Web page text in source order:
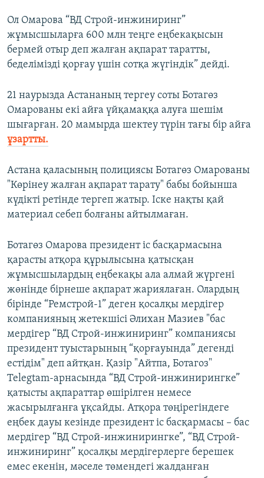
Ол Омарова “ВД Строй-инжиниринг”
жұмысшыларға 600 млн теңге еңбекақысын
бермей отыр деп жалған ақпарат таратты,
беделімізді қорғау үшін сотқа жүгіндік” дейді.
21 наурызда Астананың тергеу соты Ботагөз
Омарованы екі айға үйқамаққа алуға шешім
шығарған. 20 мамырда шектеу түрін тағы бір айға
ұзартты.
Астана қаласының полициясы Ботагөз Омарованы
"Көрінеу жалған ақпарат тарату" бабы бойынша
күдікті ретінде тергеп жатыр. Іске нақты қай
материал себеп болғаны айтылмаған.
Ботагөз Омарова президент іс басқармасына
қарасты атқора құрылысына қатысқан
жұмысшылардың еңбекақы ала алмай жүргені
жөнінде бірнеше ақпарат жариялаған. Олардың
бірінде “Ремстрой-1” деген қосалқы мердігер
компанияның жетекшісі Әлихан Мазиев "бас
мердігер “ВД Строй-инжиниринг” компаниясы
президент туыстарының “қорғауында” дегенді
естідім" деп айтқан. Қазір "Айтпа, Ботагоз"
Telegtam-арнасында “ВД Строй-инжинирингке”
қатысты ақпараттар өшірілген немесе
жасырылғанға ұқсайды. Атқора төңірегіндеге
еңбек дауы кезінде президент іс басқармасы – бас
мердігер “ВД Строй-инжинирингке”, “ВД Строй-
инжиниринг” қосалқы мердігерлерге берешек
емес екенін, мәселе төмендегі жалданған